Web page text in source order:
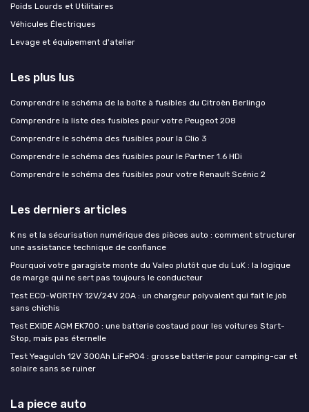
Poids Lourds et Utilitaires
Véhicules Électriques
Levage et équipement d'atelier
Les plus lus
Comprendre le schéma de la boîte à fusibles du Citroën Berlingo
Comprendre la liste des fusibles pour votre Peugeot 208
Comprendre le schéma des fusibles pour la Clio 3
Comprendre le schéma des fusibles pour le Partner 1.6 HDi
Comprendre le schéma des fusibles pour votre Renault Scénic 2
Les derniers articles
K ns et la sécurisation numérique des pièces auto : comment structurer
une assistance technique de confiance
Pourquoi votre garagiste monte du Valeo plutôt que du LuK : la logique
de marge qui ne sert pas toujours le conducteur
Test ECO-WORTHY 12V/24V 20A : un chargeur polyvalent qui fait le job
sans chichis
Test EXIDE AGM EK700 : une batterie costaud pour les voitures Start-
Stop, mais pas éternelle
Test Yeagulch 12V 300Ah LiFePO4 : grosse batterie pour camping-car et
solaire sans se ruiner
La piece auto